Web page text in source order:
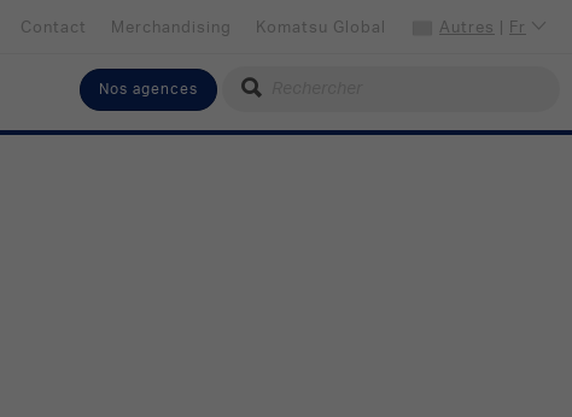
Autres Fr
Choisissez votre langue
Français
Komatsu Global
Merchandising
Contact
Nos agences